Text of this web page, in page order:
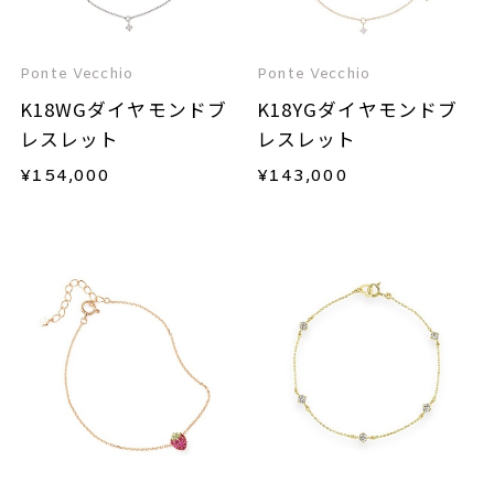
Ponte Vecchio
K18WGダイヤモンドブ
レスレット
¥154,000
Ponte Vecchio
K18YGダイヤモンドブ
レスレット
¥143,000